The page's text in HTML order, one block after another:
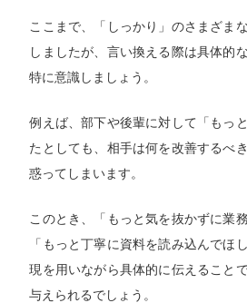
ここまで、「しっかり」のさまざま
しましたが、言い換える際は具体的
特に意識しましょう。
例えば、部下や後輩に対して「もっ
たとしても、相手は何を改善するべ
惑ってしまいます。
このとき、「もっと気を抜かずに業
「もっと丁寧に資料を読み込んでほ
現を用いながら具体的に伝えること
与えられるでしょう。